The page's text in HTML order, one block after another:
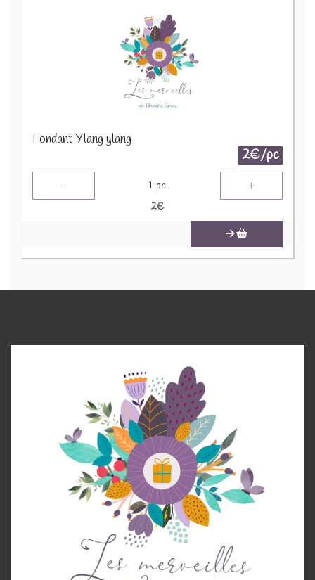
Fondant Ylang ylang
2€/pc
- 1 pc +
2€